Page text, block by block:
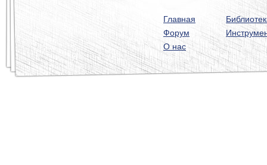
Главная
Форум
О нас